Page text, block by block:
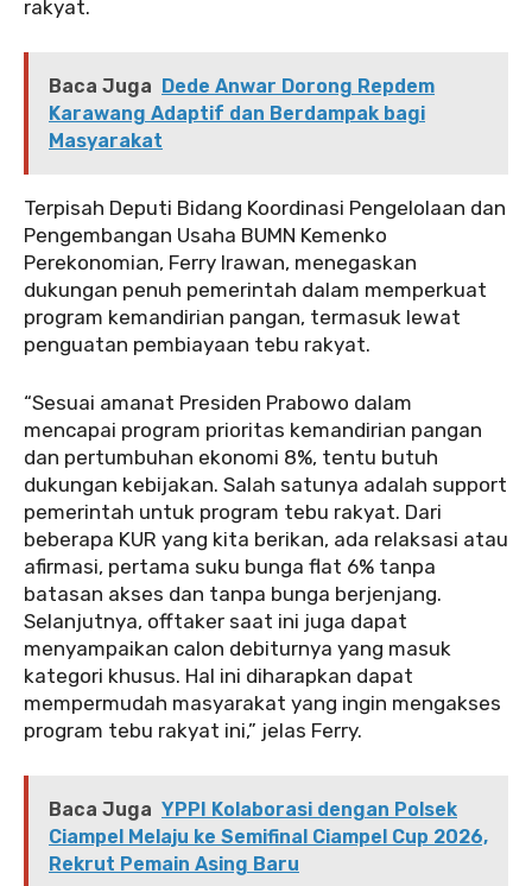
rakyat.
Baca Juga Dede Anwar Dorong Repdem
Karawang Adaptif dan Berdampak bagi
Masyarakat
Terpisah Deputi Bidang Koordinasi Pengelolaan dan
Pengembangan Usaha BUMN Kemenko
Perekonomian, Ferry Irawan, menegaskan
dukungan penuh pemerintah dalam memperkuat
program kemandirian pangan, termasuk lewat
penguatan pembiayaan tebu rakyat.
“Sesuai amanat Presiden Prabowo dalam
mencapai program prioritas kemandirian pangan
dan pertumbuhan ekonomi 8%, tentu butuh
dukungan kebijakan. Salah satunya adalah support
pemerintah untuk program tebu rakyat. Dari
beberapa KUR yang kita berikan, ada relaksasi atau
afirmasi, pertama suku bunga flat 6% tanpa
batasan akses dan tanpa bunga berjenjang.
Selanjutnya, offtaker saat ini juga dapat
menyampaikan calon debiturnya yang masuk
kategori khusus. Hal ini diharapkan dapat
mempermudah masyarakat yang ingin mengakses
program tebu rakyat ini,” jelas Ferry.
Baca Juga YPPI Kolaborasi dengan Polsek
Ciampel Melaju ke Semifinal Ciampel Cup 2026,
Rekrut Pemain Asing Baru